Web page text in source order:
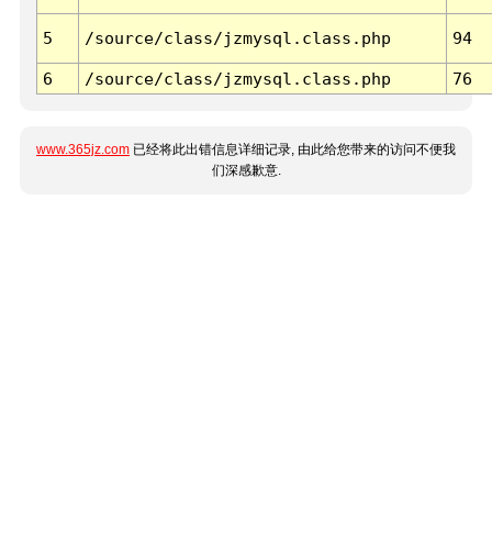
5 /source/class/jzmysql.class.php 94
6 /source/class/jzmysql.class.php 76
www.365jz.com 已经将此出错信息详细记录, 由此给您带来的访问不便我
们深感歉意.